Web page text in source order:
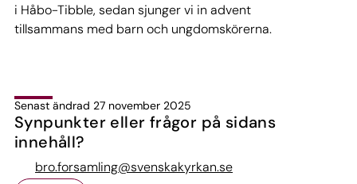
i Håbo-Tibble, sedan sjunger vi in advent
tillsammans med barn och ungdomskörerna.
Senast ändrad 27 november 2025
Synpunkter eller frågor på sidans
innehåll?
bro.forsamling@svenskakyrkan.se